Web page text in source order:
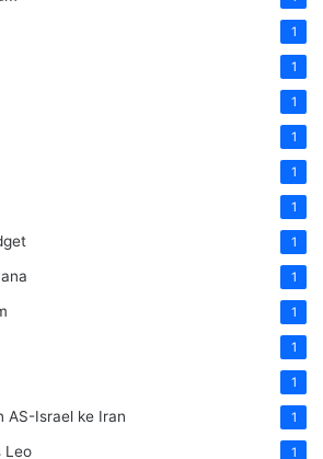
1
1
1
1
1
1
1
1
1
1
1
AS-Israel ke Iran 1
Leo 1